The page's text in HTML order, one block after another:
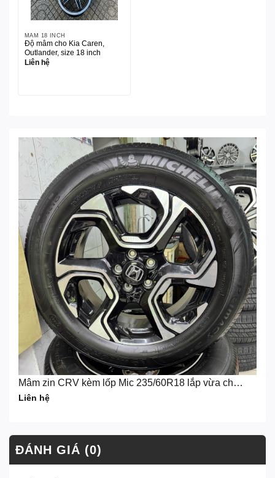
MÂM 18 INCH
Độ mâm cho Kia Caren,
Outlander, size 18 inch
Liên hệ
Mâm zin CRV kèm lốp Mic 235/60R18 lắp vừa cho
Limo Green
Liên hệ
ĐÁNH GIÁ (0)